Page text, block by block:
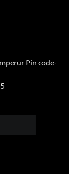
Pin code-